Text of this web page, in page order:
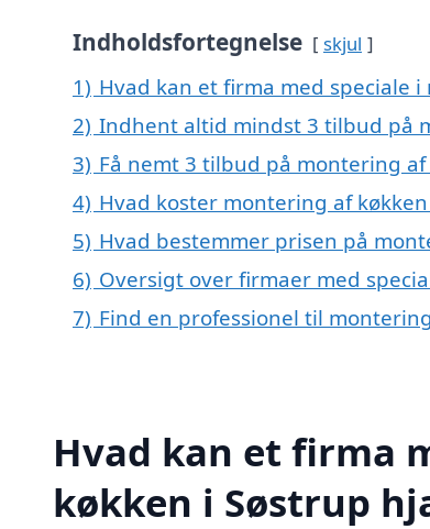
Indholdsfortegnelse skjul
1) Hvad kan et firma med speciale
2) Indhent altid mindst 3 tilbud på
3) Få nemt 3 tilbud på montering
4) Hvad koster montering af
5) Hvad bestemmer prisen på
6) Oversigt over firmaer med
7) Find en professionel til
Hvad kan et firma
køkken i Søstrup